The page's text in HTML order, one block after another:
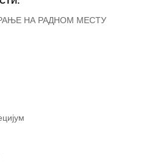
НА РАДНОМ МЕСТУ